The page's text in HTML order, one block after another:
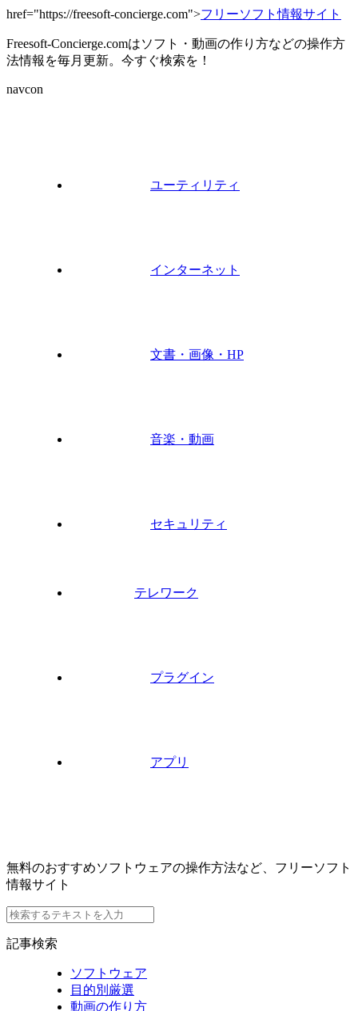
href="https://freesoft-concierge.com">フリーソフト情報サイト
Freesoft-Concierge.comはソフト・動画の作り方などの操作方
法情報を毎月更新。今すぐ検索を！
navcon
ユーティリティ
インターネット
文書・画像・HP
音楽・動画
セキュリティ
テレワーク
プラグイン
アプリ
無料のおすすめソフトウェアの操作方法など、フリーソフト
情報サイト
記事検索
ソフトウェア
目的別厳選
動画の作り方